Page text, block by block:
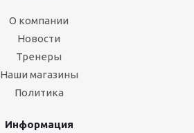
О компании
Новости
Тренеры
Наши магазины
Политика
Информация